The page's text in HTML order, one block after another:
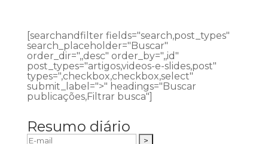
[searchandfilter fields="search,post_types"
search_placeholder="Buscar"
order_dir=",,desc" order_by=",,id"
post_types="artigos,videos-e-slides,post"
types=",checkbox,checkbox,select"
submit_label=">" headings="Buscar
publicações,Filtrar busca"]
Resumo diário